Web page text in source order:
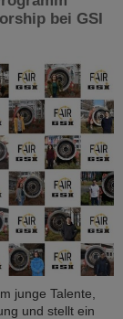
bei GSI
junge Talente,
und stellt ein